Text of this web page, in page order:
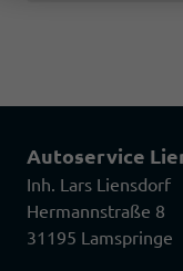
Autoservice
Inh. Lars Liensdorf
Hermannstraße 8
31195 Lamspringe